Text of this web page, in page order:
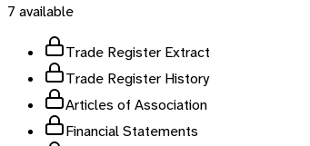
7 available
Trade Register Extract
Trade Register History
Articles of Association
Financial Statements